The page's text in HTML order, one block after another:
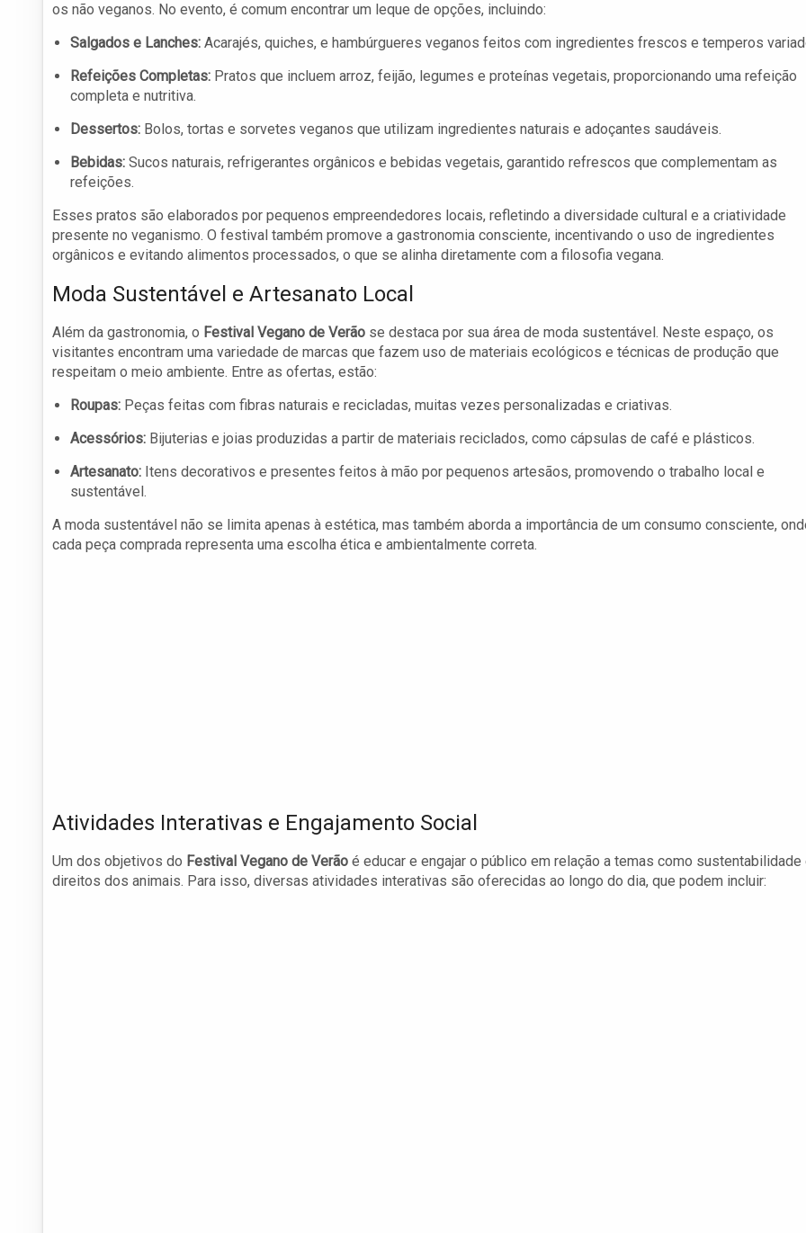
os não veganos. No evento, é comum encontrar um leque de opções, incluindo:
Salgados e Lanches: Acarajés, quiches, e hambúrgueres veganos feitos com ingredientes frescos e temperos
Refeições Completas: Pratos que incluem arroz, feijão, legumes e proteínas vegetais, proporcionando uma refeição
completa e nutritiva.
Dessertos: Bolos, tortas e sorvetes veganos que utilizam ingredientes naturais e adoçantes saudáveis.
Bebidas: Sucos naturais, refrigerantes orgânicos e bebidas vegetais, garantido refrescos que complementam as
refeições.
Esses pratos são elaborados por pequenos empreendedores locais, refletindo a diversidade cultural e a criatividade
presente no veganismo. O festival também promove a gastronomia consciente, incentivando o uso de ingredientes
orgânicos e evitando alimentos processados, o que se alinha diretamente com a filosofia vegana.
Moda Sustentável e Artesanato Local
Além da gastronomia, o Festival Vegano de Verão se destaca por sua área de moda sustentável. Neste espaço, os
visitantes encontram uma variedade de marcas que fazem uso de materiais ecológicos e técnicas de produção que
respeitam o meio ambiente. Entre as ofertas, estão:
Roupas: Peças feitas com fibras naturais e recicladas, muitas vezes personalizadas e criativas.
Acessórios: Bijuterias e joias produzidas a partir de materiais reciclados, como cápsulas de café e plásticos.
Artesanato: Itens decorativos e presentes feitos à mão por pequenos artesãos, promovendo o trabalho local e
sustentável.
A moda sustentável não se limita apenas à estética, mas também aborda a importância de um consumo consciente,
cada peça comprada representa uma escolha ética e ambientalmente correta.
Atividades Interativas e Engajamento Social
Um dos objetivos do Festival Vegano de Verão é educar e engajar o público em relação a temas como sustentabilidade
direitos dos animais. Para isso, diversas atividades interativas são oferecidas ao longo do dia, que podem incluir: